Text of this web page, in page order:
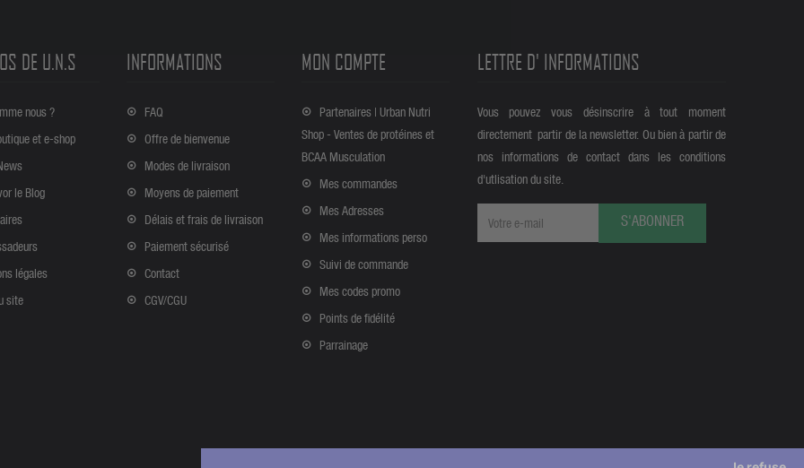
DE U.N.S
nous ?
et e-shop
le Blog
légales
site
INFORMATIONS
FAQ
Offre de bienvenue
Modes de livraison
Moyens de paiement
Délais et frais de livraison
Paiement sécurisé
Contact
CGV/CGU
MON COMPTE
Partenaires | Urban Nutri
Shop - Ventes de protéines et
BCAA Musculation
Mes commandes
Mes Adresses
Mes informations perso
Suivi de commande
Mes codes promo
Points de fidélité
Parrainage
LETTRE D' INFORMATIONS
Vous pouvez vous désinscrire à tout moment
directement partir de la newsletter. Ou bien à partir de
nos informations de contact dans les conditions
d'utlisation du site.
S'ABONNER